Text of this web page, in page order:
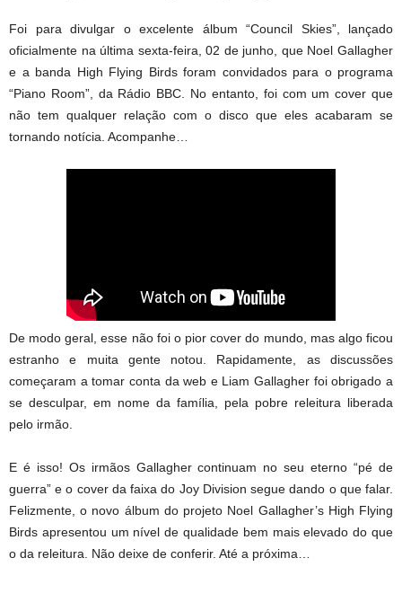
Foi para divulgar o excelente álbum “Council Skies”, lançado
oficialmente na última sexta-feira, 02 de junho, que Noel Gallagher
e a banda High Flying Birds foram convidados para o programa
“Piano Room”, da Rádio BBC. No entanto, foi com um cover que
não tem qualquer relação com o disco que eles acabaram se
tornando notícia. Acompanhe…
De modo geral, esse não foi o pior cover do mundo, mas algo ficou
estranho e muita gente notou. Rapidamente, as discussões
começaram a tomar conta da web e Liam Gallagher foi obrigado a
se desculpar, em nome da família, pela pobre releitura liberada
pelo irmão.
E é isso! Os irmãos Gallagher continuam no seu eterno “pé de
guerra” e o cover da faixa do Joy Division segue dando o que falar.
Felizmente, o novo álbum do projeto Noel Gallagher’s High Flying
Birds apresentou um nível de qualidade bem mais elevado do que
o da releitura. Não deixe de conferir. Até a próxima…